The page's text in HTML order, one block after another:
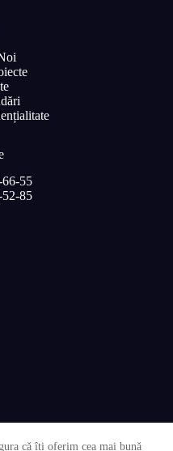
că îți oferim cea mai bună
55
85